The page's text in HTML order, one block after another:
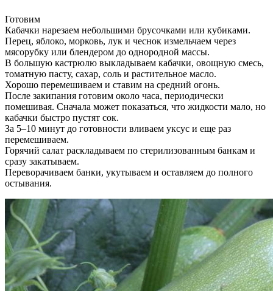
Готовим
Кабачки нарезаем небольшими брусочками или кубиками.
Перец, яблоко, морковь, лук и чеснок измельчаем через
мясорубку или блендером до однородной массы.
В большую кастрюлю выкладываем кабачки, овощную смесь,
томатную пасту, сахар, соль и растительное масло.
Хорошо перемешиваем и ставим на средний огонь.
После закипания готовим около часа, периодически
помешивая. Сначала может показаться, что жидкости мало, но
кабачки быстро пустят сок.
За 5–10 минут до готовности вливаем уксус и еще раз
перемешиваем.
Горячий салат раскладываем по стерилизованным банкам и
сразу закатываем.
Переворачиваем банки, укутываем и оставляем до полного
остывания.